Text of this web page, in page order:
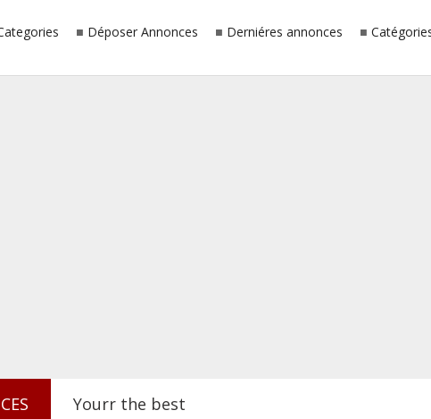
Déposer Annonces Derniéres annonces
Yourr the best